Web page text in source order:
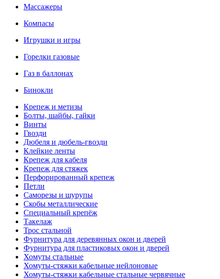
Массажеры
Компасы
Игрушки и игры
Горелки газовые
Газ в баллонах
Бинокли
Крепеж и метизы
Болты, шайбы, гайки
Винты
Гвозди
Дюбеля и дюбель-гвозди
Клейкие ленты
Крепеж для кабеля
Крепеж для стяжек
Перфорированный крепеж
Петли
Саморезы и шурупы
Скобы металлические
Специальный крепёж
Такелаж
Трос стальной
Фурнитура для деревянных окон и дверей
Фурнитура для пластиковых окон и дверей
Хомуты стальные
Хомуты-стяжки кабельные нейлоновые
Хомуты-стяжки кабельные стальные червячные